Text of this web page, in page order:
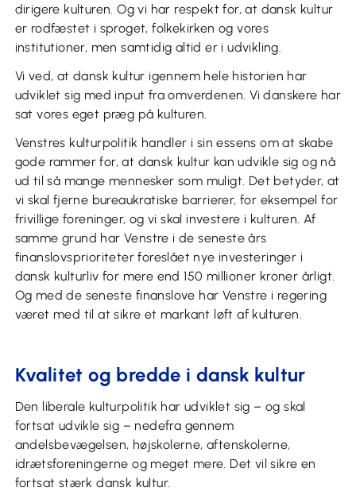
dirigere kulturen. Og vi har respekt for, at dansk kultur
er rodfæstet i sproget, folkekirken og vores
institutioner, men samtidig altid er i udvikling.
Vi ved, at dansk kultur igennem hele historien har
udviklet sig med input fra omverdenen. Vi danskere har
sat vores eget præg på kulturen.
Venstres kulturpolitik handler i sin essens om at skabe
gode rammer for, at dansk kultur kan udvikle sig og nå
ud til så mange mennesker som muligt. Det betyder, at
vi skal fjerne bureaukratiske barrierer, for eksempel for
frivillige foreninger, og vi skal investere i kulturen. Af
samme grund har Venstre i de seneste års
finanslovsprioriteter foreslået nye investeringer i
dansk kulturliv for mere end 150 millioner kroner årligt.
Og med de seneste finanslove har Venstre i regering
været med til at sikre et markant løft af kulturen.
Kvalitet og bredde i dansk kultur
Den liberale kulturpolitik har udviklet sig – og skal
fortsat udvikle sig – nedefra gennem
andelsbevægelsen, højskolerne, aftenskolerne,
idrætsforeningerne og meget mere. Det vil sikre en
fortsat stærk dansk kultur.